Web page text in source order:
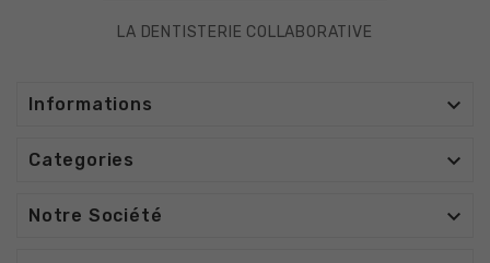
LA DENTISTERIE COLLABORATIVE
Informations 
Categories 
Notre Société 